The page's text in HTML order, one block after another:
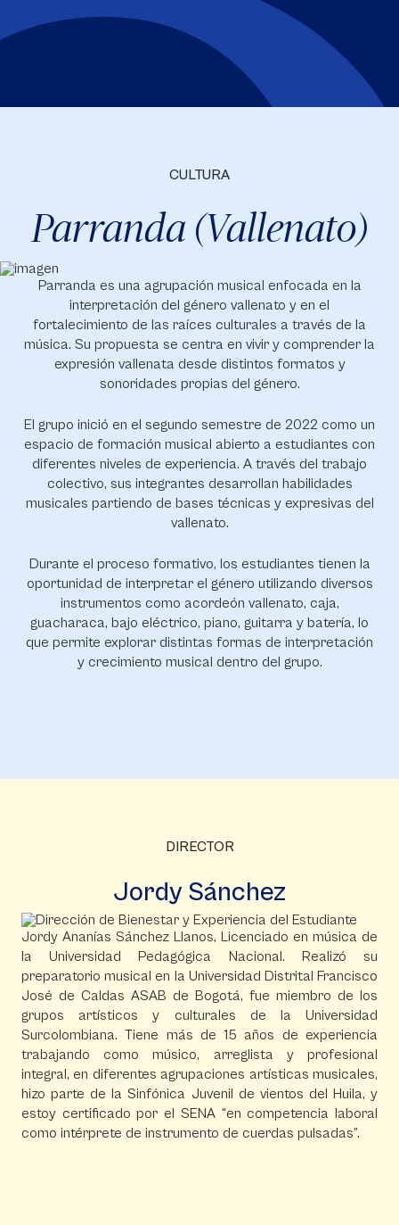
CULTURA
Parranda (Vallenato)
Parranda es una agrupación musical enfocada en la
interpretación del género vallenato y en el
fortalecimiento de las raíces culturales a través de la
música. Su propuesta se centra en vivir y comprender la
expresión vallenata desde distintos formatos y
sonoridades propias del género.
El grupo inició en el segundo semestre de 2022 como un
espacio de formación musical abierto a estudiantes con
diferentes niveles de experiencia. A través del trabajo
colectivo, sus integrantes desarrollan habilidades
musicales partiendo de bases técnicas y expresivas del
vallenato.
Durante el proceso formativo, los estudiantes tienen la
oportunidad de interpretar el género utilizando diversos
instrumentos como acordeón vallenato, caja,
guacharaca, bajo eléctrico, piano, guitarra y batería, lo
que permite explorar distintas formas de interpretación
y crecimiento musical dentro del grupo.
DIRECTOR
Jordy Sánchez
Jordy Ananías Sánchez Llanos, Licenciado en música de
la Universidad Pedagógica Nacional. Realizó su
preparatorio musical en la Universidad Distrital Francisco
José de Caldas ASAB de Bogotá, fue miembro de los
grupos artísticos y culturales de la Universidad
Surcolombiana. Tiene más de 15 años de experiencia
trabajando como músico, arreglista y profesional
integral, en diferentes agrupaciones artísticas musicales,
hizo parte de la Sinfónica Juvenil de vientos del Huila, y
estoy certificado por el SENA “en competencia laboral
como intérprete de instrumento de cuerdas pulsadas”.